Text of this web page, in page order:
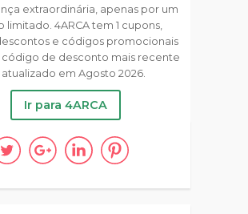
extraordinária, apenas por um
limitado. 4ARCA tem 1 cupons,
e códigos promocionais
código de desconto mais recente
em Agosto 2026.
Ir para 4ARCA